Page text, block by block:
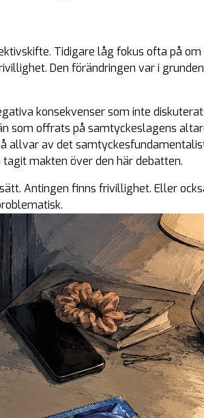
Tidigare låg fokus ofta på
Den förändringen var i
konsekvenser som inte
som offrats på samtyckeslagens
allvar av det
makten över den här debatten.
Antingen finns frivillighet. Eller